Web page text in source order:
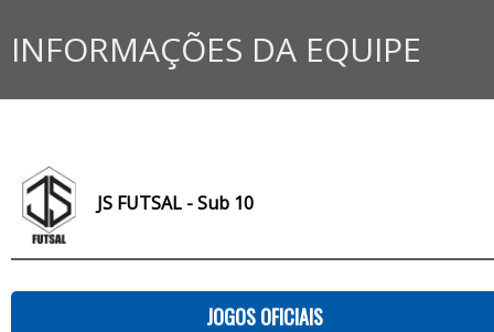
INFORMAÇÕES DA EQUIPE
JS FUTSAL - Sub 10
JOGOS OFICIAIS